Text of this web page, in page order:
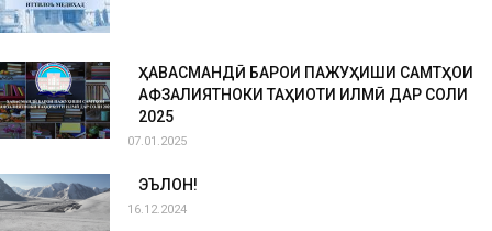
ҲАВАСМАНДӢ БАРОИ ПАЖУҲИШИ САМТҲОИ
АФЗАЛИЯТНОКИ ТАҲҚИҚОТИ ИЛМӢ ДАР СОЛИ
2025
07.01.2025
ЭЪЛОН!
16.12.2024